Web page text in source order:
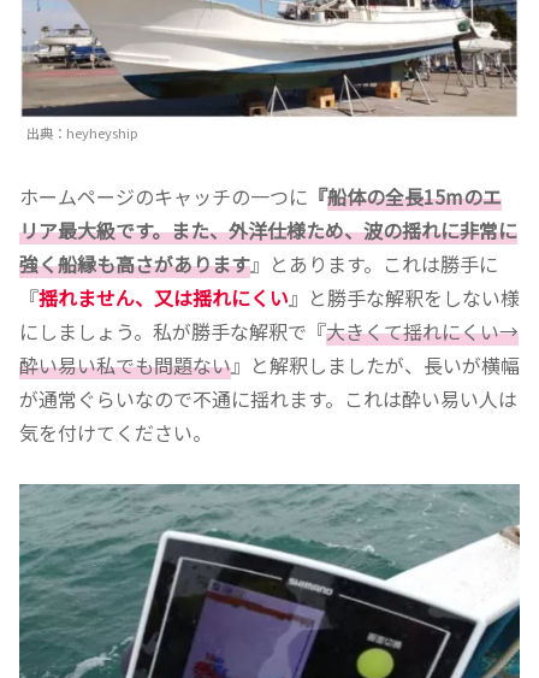
出典：heyheyship
ホームページのキャッチの一つに 『船体の全長15mのエ
リア最大級です。また、外洋仕様ため、波の揺れに非常に
強く船縁も高さがあります』とあります。これは勝手に
『揺れません、又は揺れにくい』と勝手な解釈をしない様
にしましょう。私が勝手な解釈で『大きくて揺れにくい→
酔い易い私でも問題ない』と解釈しましたが、長いが横幅
が通常ぐらいなので不通に揺れます。これは酔い易い人は
気を付けてください。